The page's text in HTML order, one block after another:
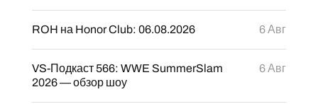
ROH на Honor Club: 06.08.2026 6 Авг
VS-Подкаст 566: WWE SummerSlam
2026 — обзор шоу
6 Авг